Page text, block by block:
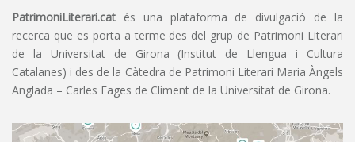
PatrimoniLiterari.cat és una plataforma de divulgació de la
recerca que es porta a terme des del grup de Patrimoni Literari
de la Universitat de Girona (Institut de Llengua i Cultura
Catalanes) i des de la Càtedra de Patrimoni Literari Maria Àngels
Anglada – Carles Fages de Climent de la Universitat de Girona.